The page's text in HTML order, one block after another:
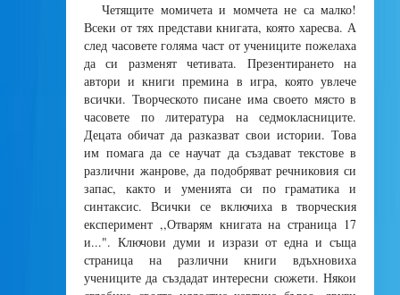
Четящите момичета и момчета не са малко!
Всеки от тях представи книгата, която харесва. А
след часовете голяма част от учениците пожелаха
да си разменят четивата. Презентирането на
автори и книги премина в игра, която увлече
всички. Творческото писане има своето място в
часовете по литература на седмокласниците.
Децата обичат да разказват свои истории. Това
им помага да се научат да създават текстове в
различни жанрове, да подобряват речниковия си
запас, както и уменията си по граматика и
синтаксис. Всички се включиха в творческия
експеримент ,,Отварям книгата на страница 17
и...". Ключови думи и изрази от една и съща
страница на различни книги вдъхновиха
учениците да създадат интересни сюжети. Някои